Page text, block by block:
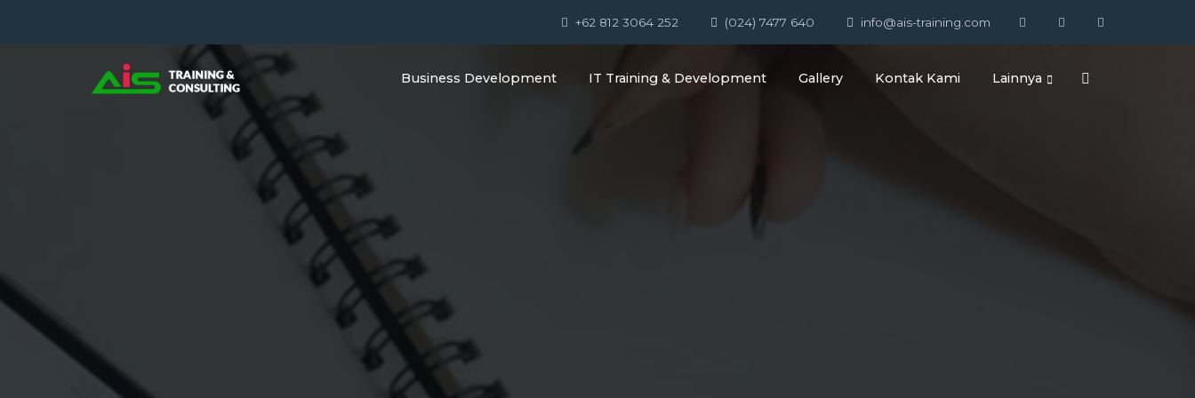
+62 812 3064 252 (024) 7477 640 info@ais-training.com
Business Development IT Training & Development Gallery Kontak Kami Lainnya